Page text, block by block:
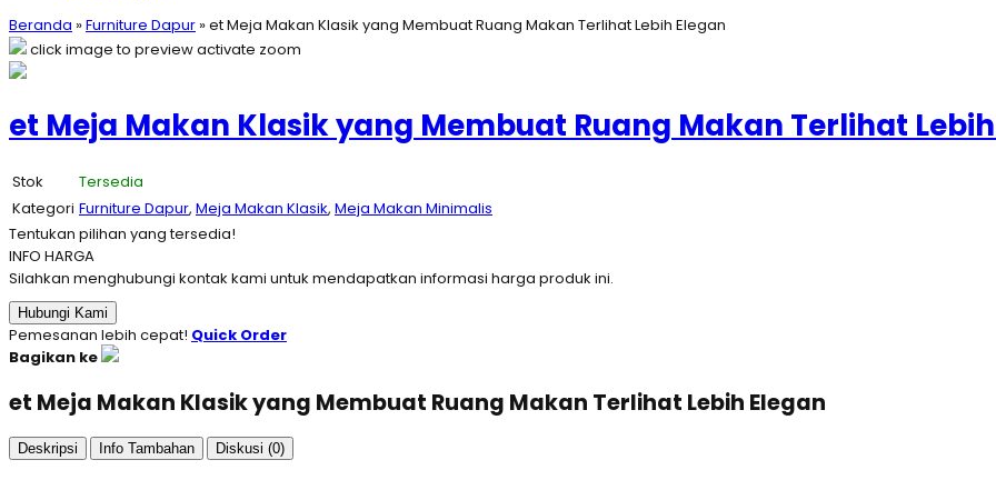
Beranda »Furniture Dapur »et Meja Makan Klasik yang Membuat Ruang Makan Terlihat Lebih Elegan
click image to previewactivate zoom
et Meja Makan Klasik yang Membuat Ruang Makan Terlihat
Stok
Tersedia
Kategori Furniture Dapur, Meja Makan Klasik, Meja Makan Minimalis
Tentukan pilihan yang tersedia!
INFO HARGA
Silahkan menghubungi kontak kami untuk mendapatkan informasi harga produk ini.
Hubungi Kami
Pemesanan lebih cepat! Quick Order
Bagikan ke
et Meja Makan Klasik yang Membuat Ruang Makan Terlihat Lebih Elegan
Deskripsi Info Tambahan Diskusi (0)